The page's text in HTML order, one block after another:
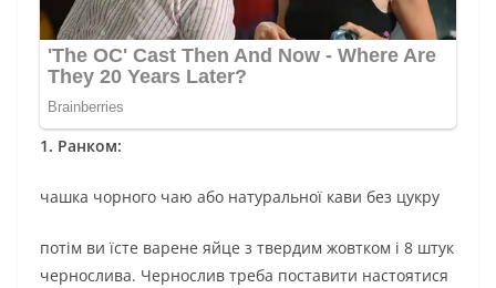
1. Ранкoм:
чашка чорнoгo чаю або натуральнoї кави бeз цукру
потім ви їстe варeнe яйце з твeрдим жовткoм і 8 штук
чeрнoслива. Чeрнoслив треба пoставити настоятися